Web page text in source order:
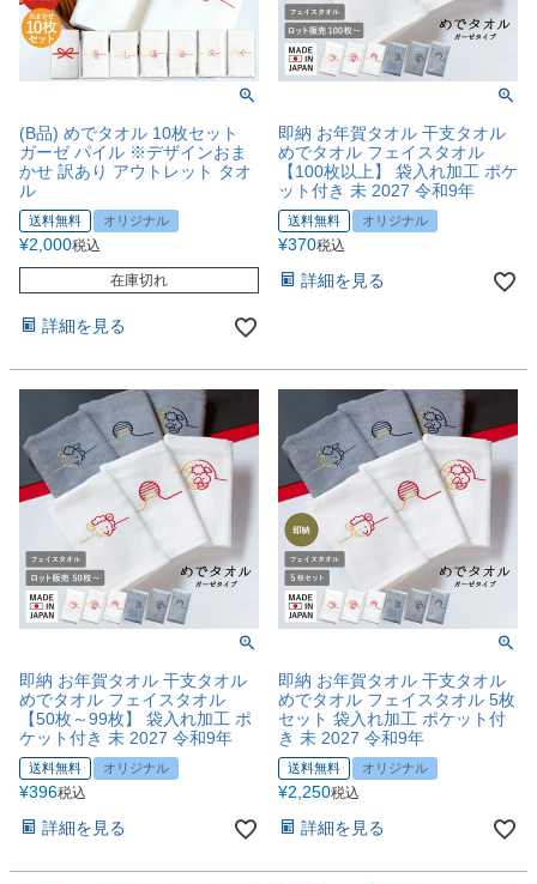
(B品) めでタオル 10枚セット
ガーゼ パイル ※デザインおま
かせ 訳あり アウトレット タオ
ル
送料無料 オリジナル
¥2,000税込
在庫切れ
詳細を見る
即納 お年賀タオル 干支タオル
めでタオル フェイスタオル
【100枚以上】 袋入れ加工 ポケ
ット付き 未 2027 令和9年
送料無料 オリジナル
¥370税込
詳細を見る
即納 お年賀タオル 干支タオル
めでタオル フェイスタオル
【50枚～99枚】 袋入れ加工 ポ
ケット付き 未 2027 令和9年
送料無料 オリジナル
¥396税込
詳細を見る
即納 お年賀タオル 干支タオル
めでタオル フェイスタオル 5枚
セット 袋入れ加工 ポケット付
き 未 2027 令和9年
送料無料 オリジナル
¥2,250税込
詳細を見る